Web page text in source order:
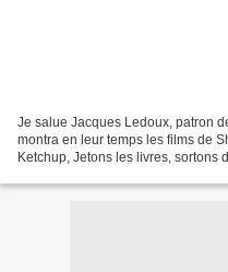
Je salue Jacques Ledoux, patron
montra en leur temps les films de
Ketchup, Jetons les livres, sortons